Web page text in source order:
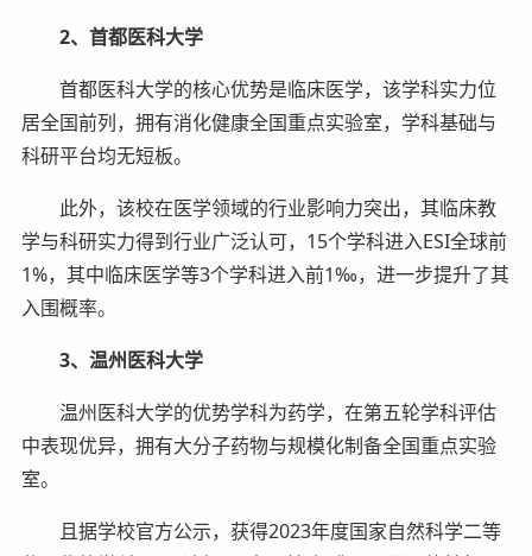
2、首都医科大学
首都医科大学的核心优势是临床医学，该学科实力位
居全国前列，拥有消化健康全国重点实验室，学科基础与
科研平台均无短板。
此外，该校在医学领域的行业影响力突出，其临床教
学与科研实力得到行业广泛认可，15个学科进入ESI全球前
1%，其中临床医学等3个学科进入前1‰，进一步提升了其
入围概率。
3、温州医科大学
温州医科大学的优势学科为药学，在第五轮学科评估
中表现优异，拥有大分子药物与规模化制备全国重点实验
室。
且据学校官方公示，获得2023年度国家自然科学二等